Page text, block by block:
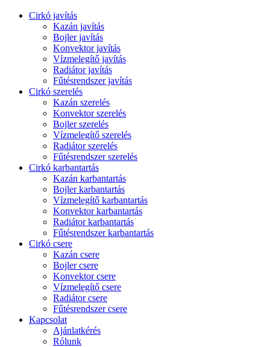
Cirkó javítás
Kazán javítás
Bojler javítás
Konvektor javítás
Vízmelegítő javítás
Radiátor javítás
Fűtésrendszer javítás
Cirkó szerelés
Kazán szerelés
Konvektor szerelés
Bojler szerelés
Vízmelegítő szerelés
Radiátor szerelés
Fűtésrendszer szerelés
Cirkó karbantartás
Kazán karbantartás
Bojler karbantartás
Vízmelegítő karbantartás
Konvektor karbantartás
Radiátor karbantartás
Fűtésrendszer karbantartás
Cirkó csere
Kazán csere
Bojler csere
Konvektor csere
Vízmelegítő csere
Radiátor csere
Fűtésrendszer csere
Kapcsolat
Ajánlatkérés
Rólunk